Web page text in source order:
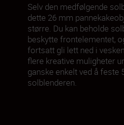
Selv den medfølgende
dette 26 mm
større. Du kan beholde
beskytte frontelementet,
fortsatt gli lett ned i
flere kreative muligheter
ganske enkelt ved å feste
solblenderen.